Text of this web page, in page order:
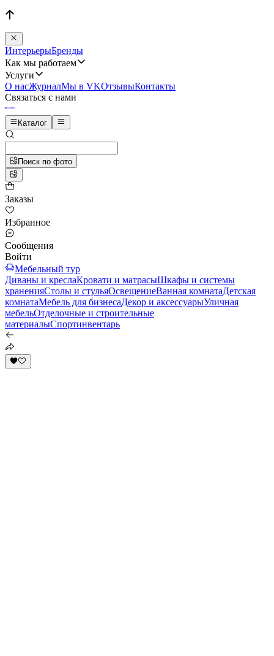
ИнтерьерыБренды
Как мы работаем
Услуги
О насЖурналМы в VKОтзывыКонтакты
Связаться с нами
Каталог
Поиск по фото
Заказы
Избранное
Сообщения
Войти
Мебельный тур
Диваны и креслаКровати и матрасыШкафы и системы
храненияСтолы и стульяОсвещениеВанная комнатаДетская
комнатаМебель для бизнесаДекор и аксессуарыУличная
мебельОтделочные и строительные
материалыСпортинвентарь